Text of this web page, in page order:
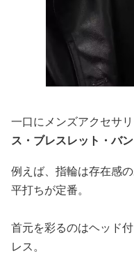
一口にメンズアクセサリ
ス・ブレスレット・バ
例えば、指輪は存在感
平打ちが定番。
首元を彩るのはヘッド
レス。